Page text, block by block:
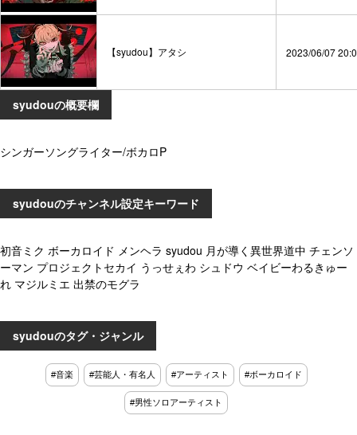
【syudou】アタシ 2023/06/07
syudouの概要欄
シンガーソングライター/ボカロP
syudouのチャンネル設定キーワード
初音ミク ボーカロイド メンヘラ syudou 月が導く異世界道中 チェンソ
ーマン プロジェクトセカイ うっせぇわ シュドウ ベイビーわるきゅー
れ マジルミエ 出禁のモグラ
syudouのタグ・ジャンル
#音楽 #芸能人・有名人 #アーティスト #ボーカロイド
#男性ソロアーティスト